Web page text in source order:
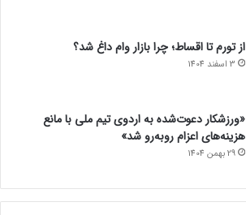
از تورم تا اقساط؛ چرا بازار وام داغ شد؟
3 اسفند 1404
«ورزشکار دعوت‌شده به اردوی تیم ملی با مانع
هزینه‌های اعزام روبه‌رو شد»
29 بهمن 1404